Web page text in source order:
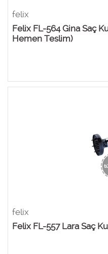
felix
Felix FL-564 Gina Saç
Hemen Teslim)
felix
Felix FL-557 Lara Saç